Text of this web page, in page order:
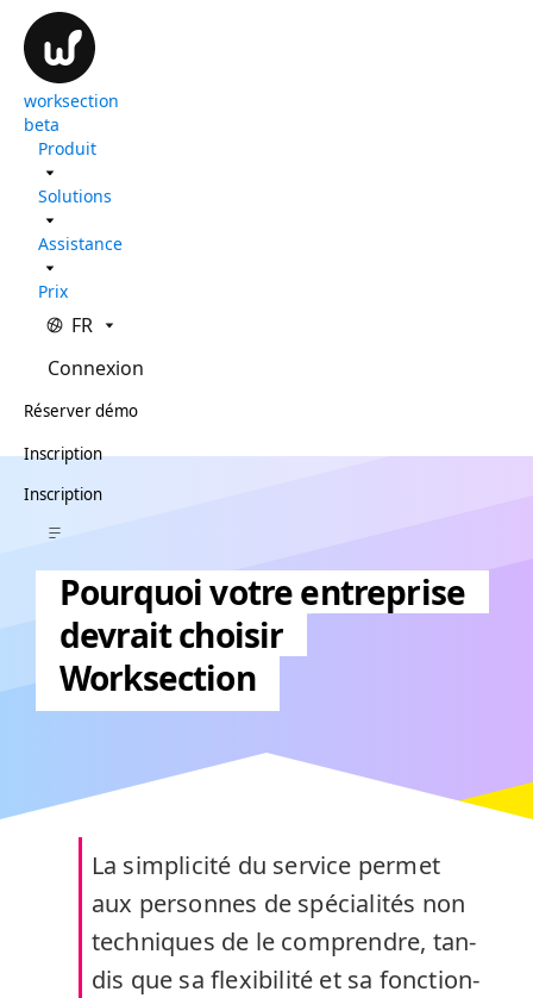
worksection
beta
Produit
Solutions
Assistance
Prix
FR
Connexion
Réserver démo
Inscription
Inscription
Pourquoi votre entreprise
devrait choisir
Worksection
La sim­plic­ité du ser­vice per­met
aux per­son­nes de spé­cial­ités non
tech­niques de le com­pren­dre, tan­
dis que sa flex­i­bil­ité et sa fonc­tion­